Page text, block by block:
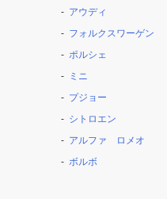
アウディ
フォルクスワーゲン
ポルシェ
ミニ
プジョー
シトロエン
アルファ ロメオ
ボルボ